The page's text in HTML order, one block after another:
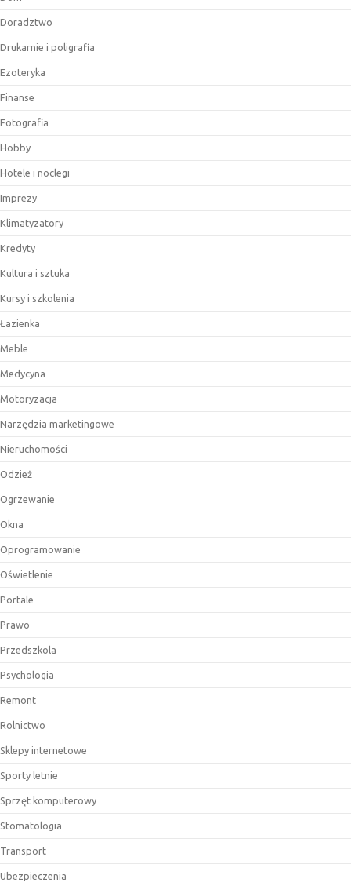
Doradztwo
Drukarnie i poligrafia
Ezoteryka
Finanse
Fotografia
Hobby
Hotele i noclegi
Imprezy
Klimatyzatory
Kredyty
Kultura i sztuka
Kursy i szkolenia
Łazienka
Meble
Medycyna
Motoryzacja
Narzędzia marketingowe
Nieruchomości
Odzież
Ogrzewanie
Okna
Oprogramowanie
Oświetlenie
Portale
Prawo
Przedszkola
Psychologia
Remont
Rolnictwo
Sklepy internetowe
Sporty letnie
Sprzęt komputerowy
Stomatologia
Transport
Ubezpieczenia